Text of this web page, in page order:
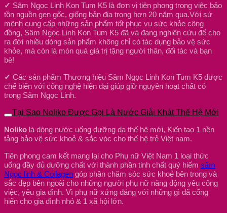
✓ Sâm Ngọc Linh Kon Tum K5 là đơn vị tiên phong trong việc bảo
tồn nguồn gen gốc, giống bản địa trong hơn 20 năm qua.Với sứ
mệnh cung cấp những sản phẩm tốt phục vụ sức khỏe cộng
đồng, Sâm Ngọc Linh Kon Tum K5 đã và đang nghiên cứu để cho
ra đời nhiều dòng sản phẩm không chỉ có tác dụng bảo vệ sức
khỏe, mà còn là món quá giá trị tặng người thân, đối tác và bạn
bè!
✓ Các sản phẩm Thương hiệu Sâm Ngọc Linh Kon Tum K5 được
chế biến với công nghệ hiện đại giúp giữ nguyên hoạt chất có
trong Sâm Ngọc Linh.
Tại Sao Noliko Được Gọi Là Nước Giải Khát Thế Hệ Mới
Noliko là dòng nước uống dưỡng da thế hệ mới, Kiến tạo 1 nền
tảng bảo vệ sức khoẻ & sắc vóc cho thế hệ trẻ Việt nam.
Tiên phong cam kết mang lại cho Phụ nữ Việt Nam 1 loại thức
uống đầy đủ dưỡng chất với thành phần tinh chất quý hiếm sâm
Ngọc linh & Collagen góp phần chăm sóc sức khoẻ bên trong và
sắc đẹp bên ngoài cho những người phụ nữ năng động yêu công
việc, yêu gia đình. Vì phụ nữ xứng đáng với những gì đã cống
hiến cho gia đình nhỏ & 1 xã hội lớn.